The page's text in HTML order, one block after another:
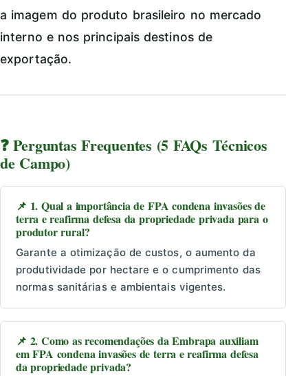
a imagem do produto brasileiro no mercado
interno e nos principais destinos de
exportação.
❓ Perguntas Frequentes (5 FAQs Técnicos
de Campo)
📌 1. Qual a importância de FPA condena invasões de
terra e reafirma defesa da propriedade privada para o
produtor rural?
Garante a otimização de custos, o aumento da
produtividade por hectare e o cumprimento das
normas sanitárias e ambientais vigentes.
📌 2. Como as recomendações da Embrapa auxiliam
em FPA condena invasões de terra e reafirma defesa
da propriedade privada?